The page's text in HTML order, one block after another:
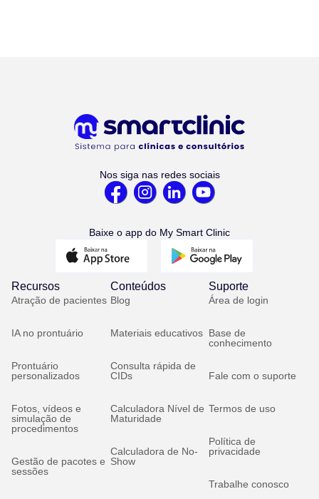
Nos siga nas redes sociais
Baixe o app do My Smart Clinic
Recursos
Atração de pacientes
IA no prontuário
Prontuário
personalizados
Fotos, vídeos e
simulação de
procedimentos
Gestão de pacotes e
sessões
Conteúdos
Blog
Materiais educativos
Consulta rápida de
CIDs
Calculadora Nível de
Maturidade
Calculadora de No-
Show
Suporte
Área de login
Base de
conhecimento
Fale com o suporte
Termos de uso
Política de
privacidade
Trabalhe conosco